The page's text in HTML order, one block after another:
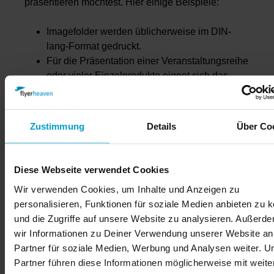
Zustimmung Details Über
Diese Webseite verwendet Cookies
Wir verwenden Cookies, um Inhalte und Anzeigen zu
personalisieren, Funktionen für soziale Medien anbieten zu
und die Zugriffe auf unsere Website zu analysieren.
wir Informationen zu Deiner Verwendung unserer Website
Partner für soziale Medien, Werbung und Analysen weiter.
Partner führen diese Informationen möglicherweise mit
Imagefolder werden üblicherweise im DIN-
lang-Format gedruckt.
Für die Präsentation einer Veranstaltungsreihe
oder vieler Einzelprodukte eignet sich das
DIN-A7-Format.
später am POI (Point of Interest) und POS (Point of
Sale) verteilt, in einer Filiale ausgelegt oder
Warensendungen beigelegt werden sollen.
Folder mit hoher Werbewirkung